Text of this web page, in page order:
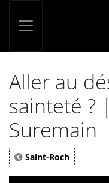
Aller au
sainteté ?
Suremain
Saint-Roch
Panneau de gestion